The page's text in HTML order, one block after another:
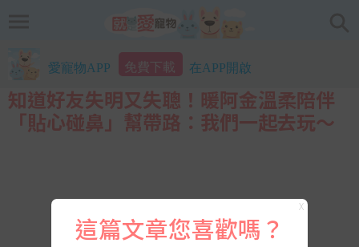
愛寵物APP 免費下載 在APP開啟
知道好友失明又失聰！暖阿金溫柔陪伴
「貼心碰鼻」幫帶路：我們一起去玩～
X
這篇文章您喜歡嗎？